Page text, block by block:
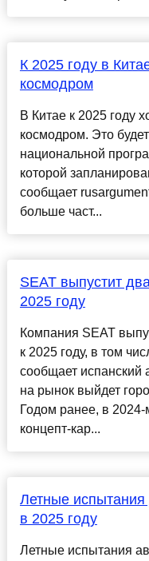
К 2025 году в
космодром
В Китае к 2025 году
космодром. Это
национальной
которой
сообщает
больше част...
SEAT выпустит
2025 году
Компания SEAT
к 2025 году, в том
сообщает испанский
на рынок выйдет
Годом ранее, в
концепт-кар...
Летные испытания
в 2025 году
Летные испытания